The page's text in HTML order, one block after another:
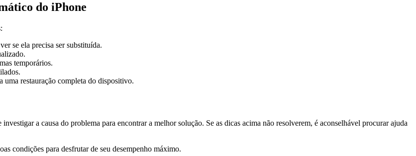
do iPhone
se ela precisa ser substituída.
temporários.
uma restauração completa do dispositivo.
a causa do problema para encontrar a melhor solução. Se as dicas acima não resolverem, é aconselhável procurar ajuda
condições para desfrutar de seu desempenho máximo.